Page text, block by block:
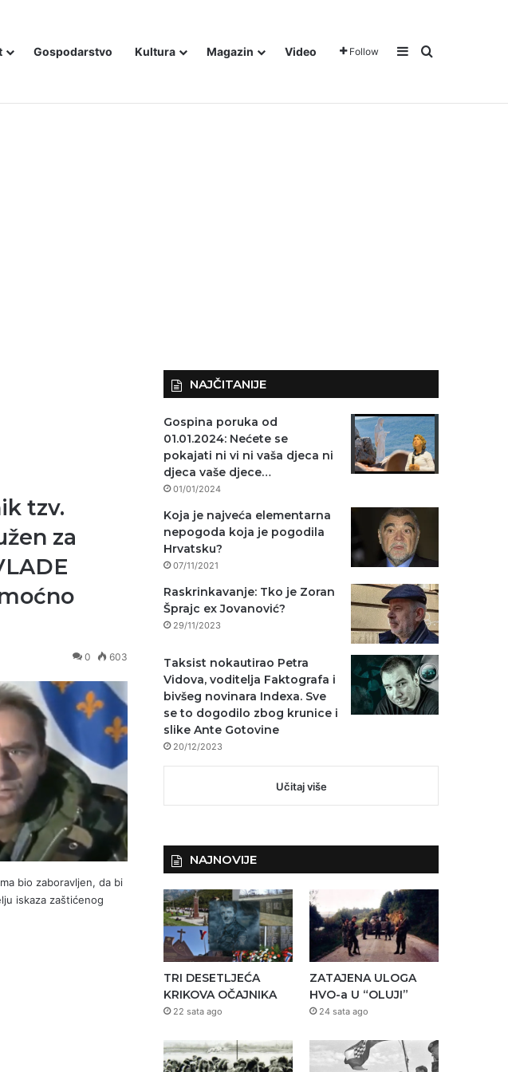
Gospodarstvo Kultura Magazin Video Follow Sidebar
Traži
tzv.
za
0 603
bio zaboravljen, da bi
iskaza zaštićenog
NAJČITANIJE
Gospina poruka od
01.01.2024: Nećete se
pokajati ni vi ni vaša djeca ni
djeca vaše djece…
01/01/2024
Koja je najveća elementarna
nepogoda koja je pogodila
Hrvatsku?
07/11/2021
Raskrinkavanje: Tko je Zoran
Šprajc ex Jovanović?
29/11/2023
Taksist nokautirao Petra
Vidova, voditelja Faktografa i
bivšeg novinara Indexa. Sve
se to dogodilo zbog krunice i
slike Ante Gotovine
20/12/2023
Učitaj više
NAJNOVIJE
TRI DESETLJEĆA
KRIKOVA OČAJNIKA
22 sata ago
ZATAJENA ULOGA
HVO-a U “OLUJI”
24 sata ago